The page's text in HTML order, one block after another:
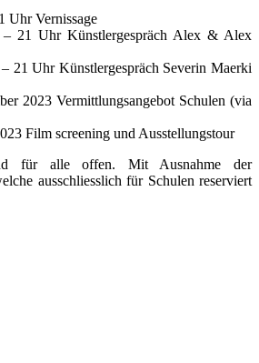
Uhr Vernissage
– 21 Uhr Künstlergespräch Alex & Alex
21 Uhr Künstlergespräch Severin Maerki
2023 Vermittlungsangebot Schulen (via
Film screening und Ausstellungstour
für alle offen. Mit Ausnahme der
ausschliesslich für Schulen reserviert